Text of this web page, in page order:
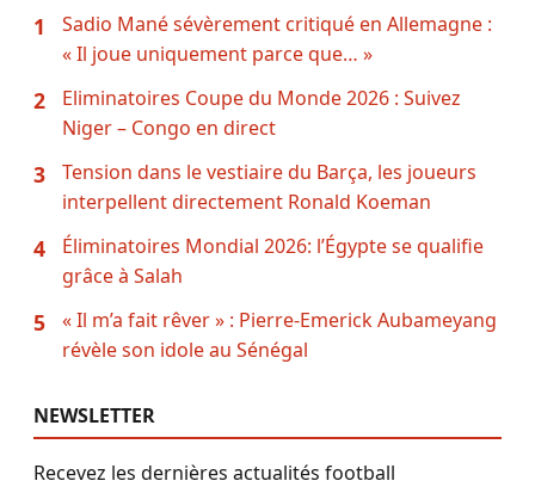
1
Sadio Mané sévèrement critiqué en Allemagne :
« Il joue uniquement parce que… »
2
Eliminatoires Coupe du Monde 2026 : Suivez
Niger – Congo en direct
3
Tension dans le vestiaire du Barça, les joueurs
interpellent directement Ronald Koeman
4
Éliminatoires Mondial 2026: l’Égypte se qualifie
grâce à Salah
5
« Il m’a fait rêver » : Pierre-Emerick Aubameyang
révèle son idole au Sénégal
NEWSLETTER
Recevez les dernières actualités football